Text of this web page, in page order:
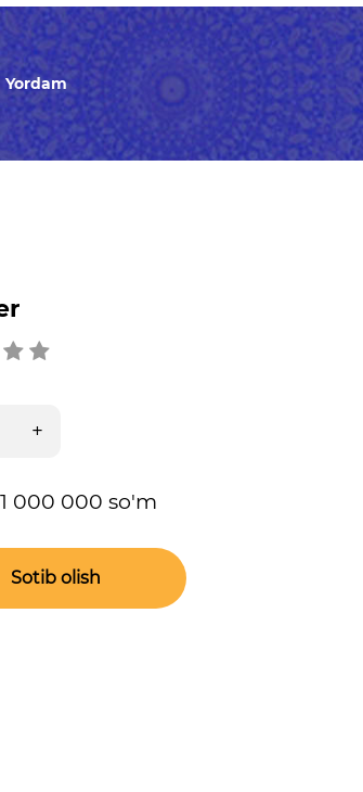
Yordam
000 000 so'm
Sotib olish